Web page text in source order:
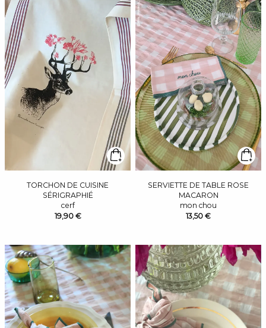
TORCHON DE CUISINE
SÉRIGRAPHIÉ
cerf
19,90 €
SERVIETTE DE TABLE ROSE
MACARON
mon chou
13,50 €